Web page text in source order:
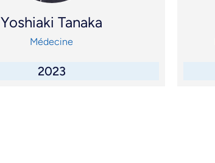
Yoshiaki Tanaka
Médecine
2023